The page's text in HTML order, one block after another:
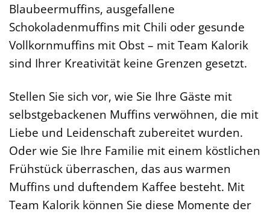
Blaubeermuffins, ausgefallene
Schokoladenmuffins mit Chili oder gesunde
Vollkornmuffins mit Obst – mit Team Kalorik
sind Ihrer Kreativität keine Grenzen gesetzt.
Stellen Sie sich vor, wie Sie Ihre Gäste mit
selbstgebackenen Muffins verwöhnen, die mit
Liebe und Leidenschaft zubereitet wurden.
Oder wie Sie Ihre Familie mit einem köstlichen
Frühstück überraschen, das aus warmen
Muffins und duftendem Kaffee besteht. Mit
Team Kalorik können Sie diese Momente der